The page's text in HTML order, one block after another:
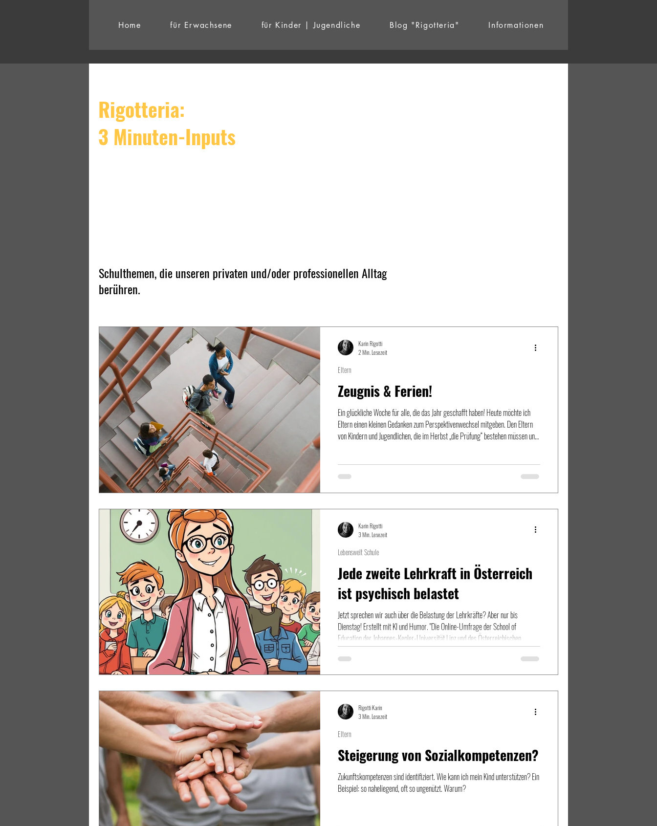
Home für Erwachsene für Kinder | Jugendliche Blog "Rigotteria" Informationen
Schulthemen, die unseren privaten und/oder professionellen Alltag
berühren.
Zeugnis & Ferien!
Ein glückliche Woche für alle, die das Jahr geschafft haben! Heute möchte ich
Eltern einen kleinen Gedanken zum Perspektivenwechsel mitgeben. Den Eltern
von Kindern und Jugendlichen, die im Herbst „die Prüfung“ bestehen müssen und
Wochen "Freiheit" - Perspektivenwechsel der Eltern Die Sommerferien sind
sicherlich erholsam und auch ein R
Eltern
Karin Rigotti
2 Min. Lesezeit
Jede zweite Lehrkraft in Österreich
ist psychisch belastet
Jetzt sprechen wir auch über die Belastung der Lehrkräfte? Aber nur bis
Dienstag! Erstellt mit KI und Humor. "Die Online-Umfrage der School of
Education der Johannes-Kepler-Universität Linz und des Österreichischen
Bundesverlags wurde veröffentlicht, an der österreichweit mehr als 2000
Lehrkräfte aller Schulformen teilgenommen haben", so der Standard. Die
Studienergebnisse werden komprimiert geschildert: belastete Lehrerschaft,
Lebenswelt Schule
Karin Rigotti
3 Min. Lesezeit
Steigerung von Sozialkompetenzen?
Zukunftskompetenzen sind identifiziert. Wie kann ich mein Kind unterstützen? Ein
Beispiel: so naheliegend, oft so ungenützt. Warum?
Eltern
Rigotti Karin
3 Min. Lesezeit
Rigotteria:
3 Minuten-Inputs